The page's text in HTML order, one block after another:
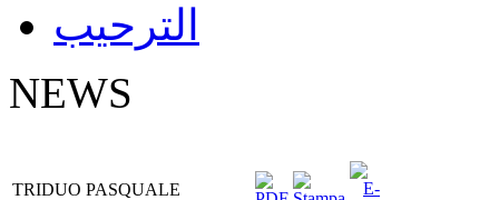
الترحيب
NEWS
TRIDUO PASQUALE